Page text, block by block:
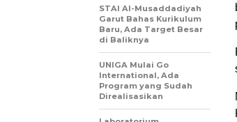
STAI Al-Musaddadiyah
Garut Bahas Kurikulum
Baru, Ada Target Besar
di Baliknya
UNIGA Mulai Go
International, Ada
Program yang Sudah
Direalisasikan